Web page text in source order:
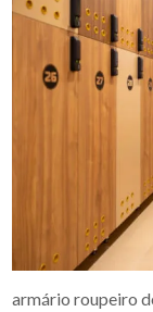
armário roupeiro